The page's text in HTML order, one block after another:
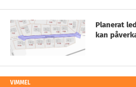
Planerat
kan
VIMMEL